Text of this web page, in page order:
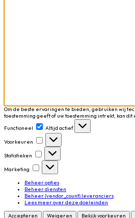
Om de beste ervaringen te bieden, gebruiken wij
toestemming geeft of uw toestemming intrekt, kan
Functioneel
Altijd actief
Voorkeuren
Voorkeuren
Statistieken
Statistieken
Marketing
Marketing
Beheer opties
Beheer diensten
Beheer {vendor_count} leveranciers
Lees meer over deze doeleinden
Accepteren
Weigeren Bekijk voorkeuren